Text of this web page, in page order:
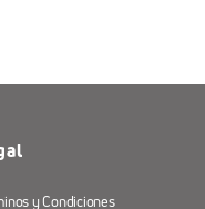
y Condiciones